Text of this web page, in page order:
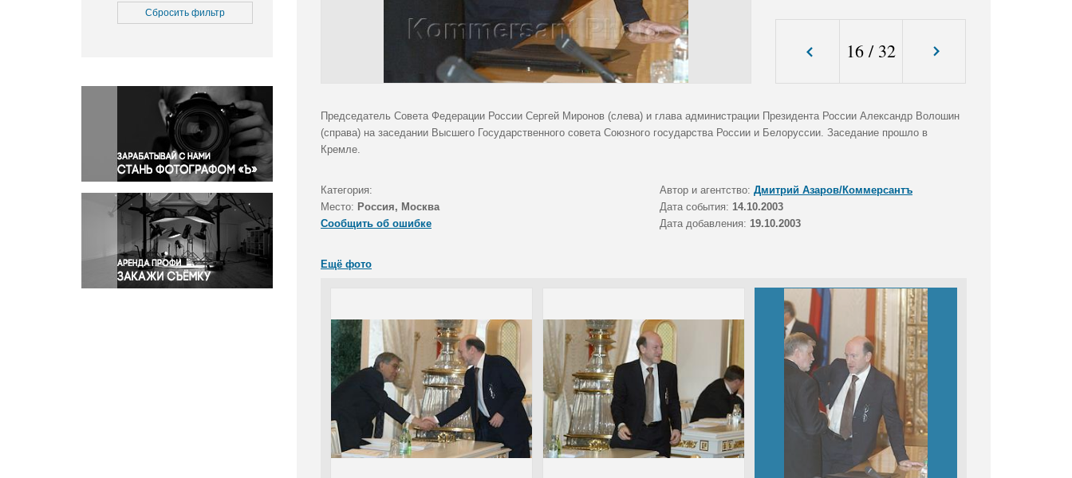
Медицина
Окружающая среда
Политика
Правосудие
Происшествия и конфликты
Религия
Светская жизнь
Спорт
Экология
Экономика и бизнес
Сбросить фильтр
16/ 32
Председатель Совета Федерации России Сергей Миронов (слева) и глава администрации Президента России Александр Волошин
(справа) на заседании Высшего Государственного совета Союзного государства России и Белоруссии. Заседание прошло в
Кремле.
Категория: Автор и агентство: Дмитрий Азаров/Коммерсантъ
Место: Россия, Москва Дата события: 14.10.2003
Сообщить об ошибке
Дата добавления: 19.10.2003
Ещё фото